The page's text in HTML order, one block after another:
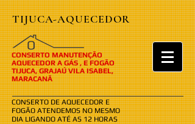
TIJUCA-AQUECEDOR
​​O
CONSERTO MANUTENÇÃO
AQUECEDOR A GÁS , E FOGÃO
TIJUCA, GRAJAÚ VILA ISABEL,
MARACANÃ
CONSERTO DE AQUECEDOR E
FOGÃO ATENDEMOS NO MESMO
DIA LIGANDO ATÉ AS 12 HORAS